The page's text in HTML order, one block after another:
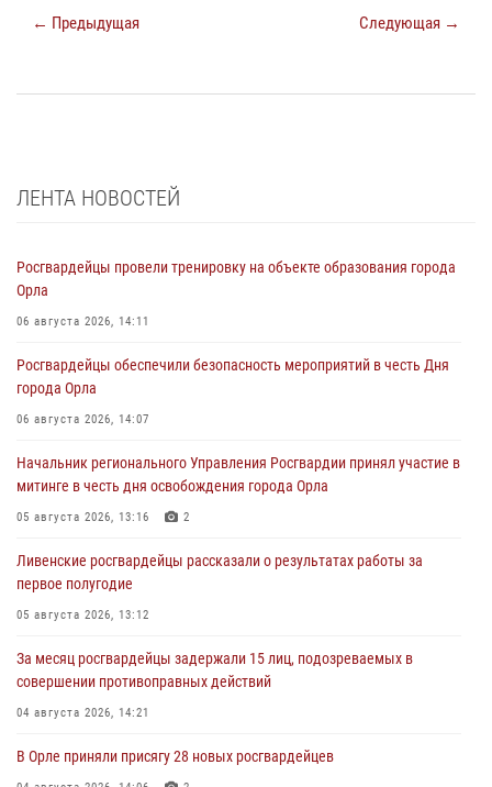
← Предыдущая Следующая →
ЛЕНТА НОВОСТЕЙ
Росгвардейцы провели тренировку на объекте образования города
Орла
06 августа 2026, 14:11
Росгвардейцы обеспечили безопасность мероприятий в честь Дня
города Орла
06 августа 2026, 14:07
Начальник регионального Управления Росгвардии принял участие в
митинге в честь дня освобождения города Орла
05 августа 2026, 13:16 2
Ливенские росгвардейцы рассказали о результатах работы за
первое полугодие
05 августа 2026, 13:12
За месяц росгвардейцы задержали 15 лиц, подозреваемых в
совершении противоправных действий
04 августа 2026, 14:21
В Орле приняли присягу 28 новых росгвардейцев